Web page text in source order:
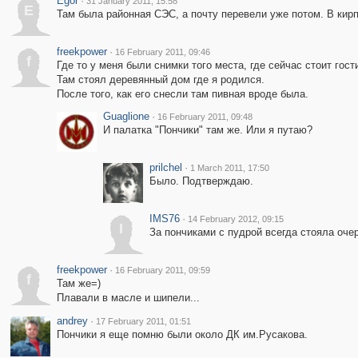
E Там была районная СЭС, а почту перевели уже потом. В
f
freekpower · 16 February 2011, 09:46
Где то у меня были снимки того места, где сейчас стоит
Там стоял деревянный дом где я родился.
После того, как его снесли там пивная вроде была.
Guaglione · 16 February 2011, 09:48
И палатка "Пончики" там же. Или я путаю?
prilchel · 1 March 2011, 17:50
Было. Подтверждаю.
I
IMS76 · 14 February 2012, 09:15
За пончиками с пудрой всегда стояла
f
freekpower · 16 February 2011, 09:59
Там же=)
Плавали в масле и шипели...
andrey · 17 February 2011, 01:51
Пончики я еще помню были около ДК им.Русакова.